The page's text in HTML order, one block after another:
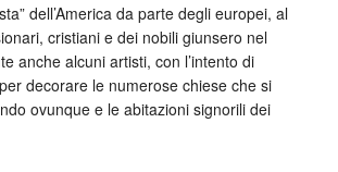
dell’America da parte degli europei, al
cristiani e dei nobili giunsero nel
anche alcuni artisti, con l’intento di
decorare le numerose chiese che si
ovunque e le abitazioni signorili dei